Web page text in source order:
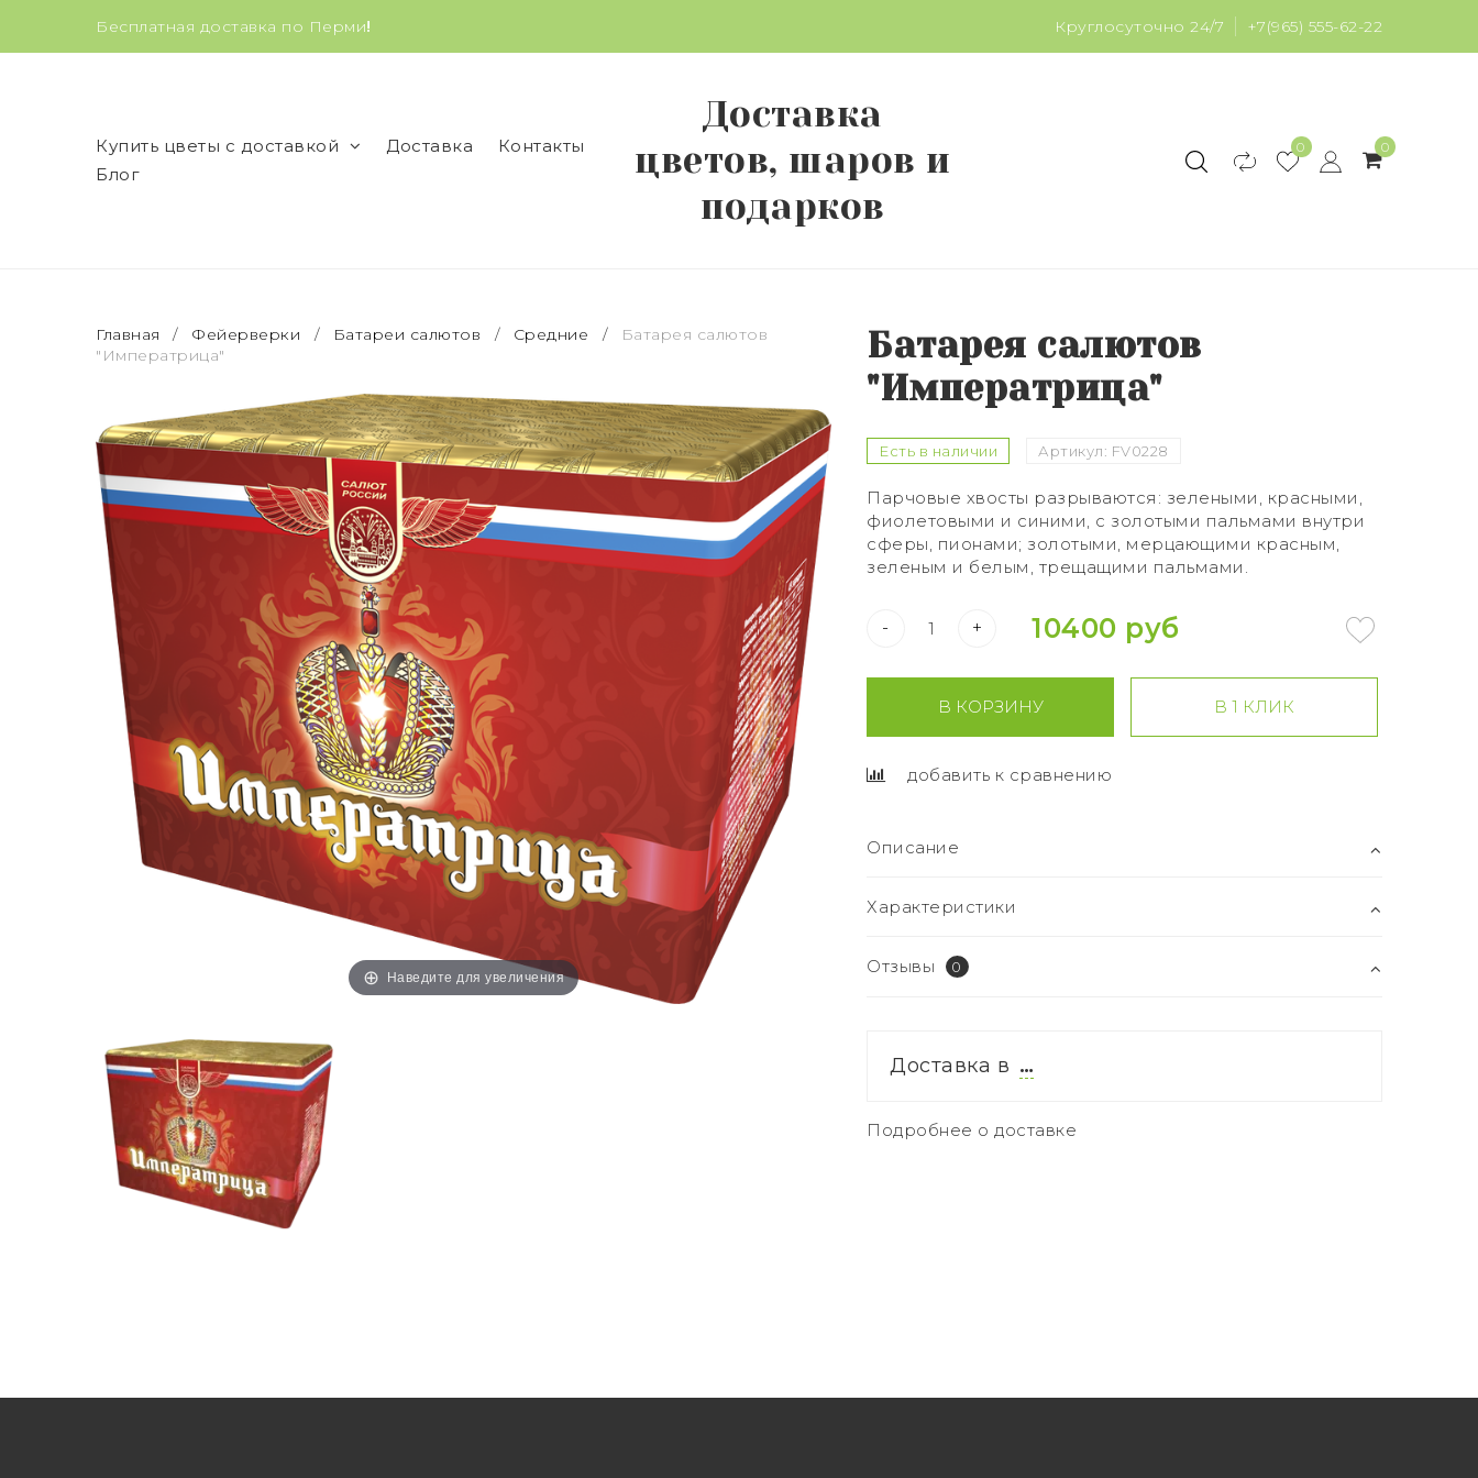
Бесплатная доставка по Перми! Круглосуточно 24/7 +7(965) 555-62-22
Купить цветы с доставкой Доставка
Контакты
Блог
Доставка
цветов, шаров и
подарков
0 0
Главная / Фейерверки / Батареи салютов / Средние /
Батарея салютов
"Императрица"
Наведите для увеличения
Батарея салютов
"Императрица"
Есть в наличии Артикул: FV0228
Парчовые хвосты разрываются: зелеными, красными,
фиолетовыми и синими, с золотыми пальмами внутри
сферы, пионами; золотыми, мерцающими красным,
зеленым и белым, трещащими пальмами.
- + 10400 руб
В КОРЗИНУ В 1 КЛИК
добавить к сравнению
Описание
Характеристики
Отзывы 0
Доставка в …
Подробнее о доставке